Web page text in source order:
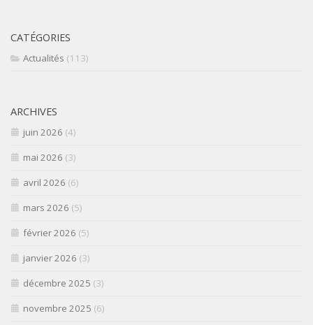
CATÉGORIES
Actualités (113)
ARCHIVES
juin 2026 (4)
mai 2026 (3)
avril 2026 (6)
mars 2026 (5)
février 2026 (5)
janvier 2026 (3)
décembre 2025 (3)
novembre 2025 (6)